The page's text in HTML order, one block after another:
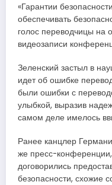
«Гарантии
обеспечивать
голос переводчицы на
видеозаписи
Зеленский застыл в
идет об ошибке
были ошибки с
улыбкой, выразив
самом деле имелось
Ранее канцлер
же пресс-
договорились
безопасности, схожие